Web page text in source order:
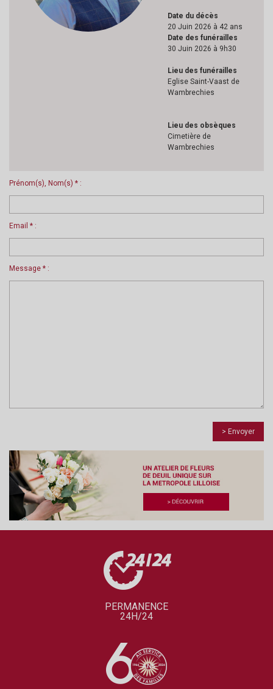
Date du décès
20 Juin 2026 à 42 ans
Date des funérailles
30 Juin 2026 à 9h30
Lieu des funérailles
Eglise Saint-Vaast de
Wambrechies
Lieu des obsèques
Cimetière de
Wambrechies
Prénom(s), Nom(s) * :
Email * :
Message * :
> Envoyer
PERMANENCE
24H/24